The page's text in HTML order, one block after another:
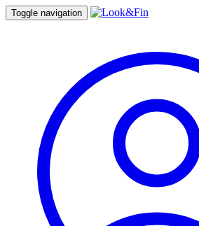
Toggle navigation